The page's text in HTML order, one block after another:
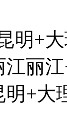
明+
江丽
明+大